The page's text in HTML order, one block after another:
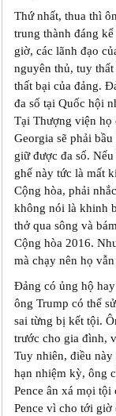
Thứ nhất, thua thì
trung thành đáng
giờ, các lãnh đạo
nguyên thủ, tuy
thất bại của đảng.
đa số tại Quốc hội
Tại Thượng viện họ
Georgia sẽ phải
giữ được đa số.
ghế này tức là mất
Cộng hòa, phải
không nói là khinh
thở qua sông và
Cộng hòa 2016.
mà chạy nên họ
Đảng có ủng hộ
ông Trump có thể
sai từng bị kết tội.
trước cho gia đình,
Tuy nhiên, điều
hạn nhiệm kỳ, ông
Pence ân xá mọi
Pence vì cho tới giờ